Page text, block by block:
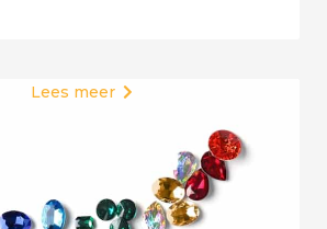
Lees meer 